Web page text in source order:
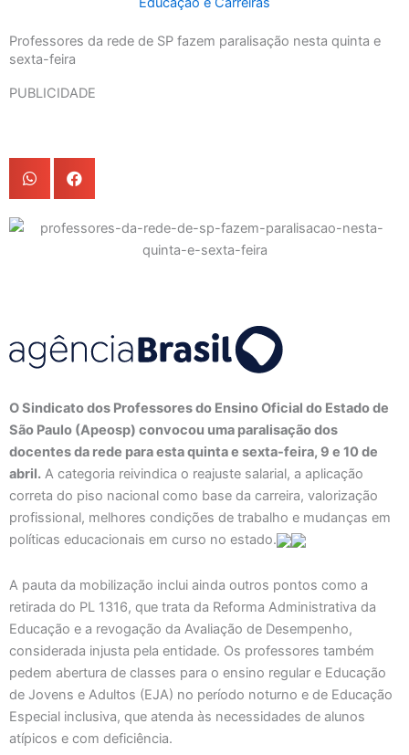
Professores da rede de SP fazem paralisação nesta quinta e
sexta-feira
PUBLICIDADE
O Sindicato dos Professores do Ensino Oficial do Estado de
São Paulo (Apeosp) convocou uma paralisação dos
docentes da rede para esta quinta e sexta-feira, 9 e 10 de
abril. A categoria reivindica o reajuste salarial, a aplicação
correta do piso nacional como base da carreira, valorização
profissional, melhores condições de trabalho e mudanças em
políticas educacionais em curso no estado.
A pauta da mobilização inclui ainda outros pontos como a
retirada do PL 1316, que trata da Reforma Administrativa da
Educação e a revogação da Avaliação de Desempenho,
considerada injusta pela entidade. Os professores também
pedem abertura de classes para o ensino regular e Educação
de Jovens e Adultos (EJA) no período noturno e de Educação
Especial inclusiva, que atenda às necessidades de alunos
atípicos e com deficiência.